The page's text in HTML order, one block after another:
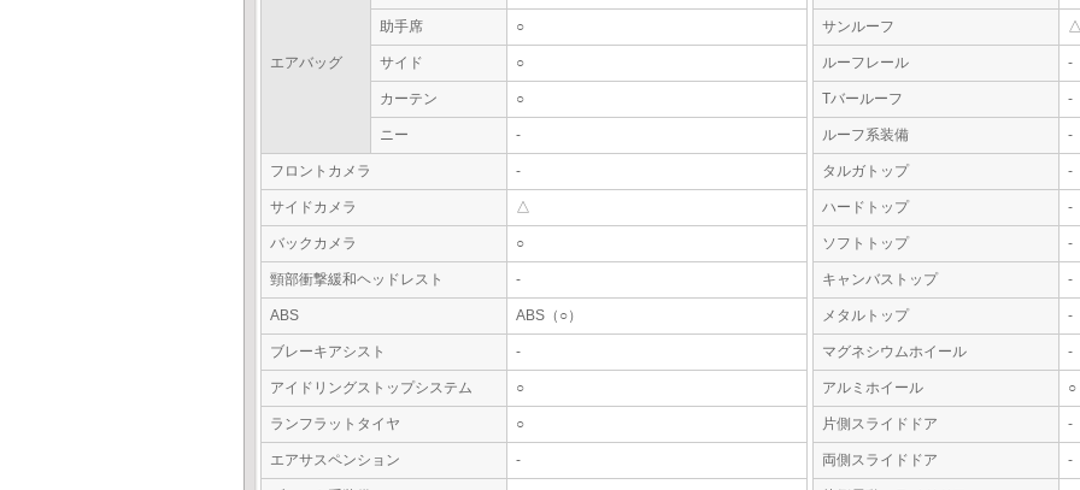
エアバッグ
助手席 ○
サイド ○
カーテン ○
ニー -
フロントカメラ -
サイドカメラ △
バックカメラ ○
頸部衝撃緩和ヘッドレスト -
ABS ABS（○）
ブレーキアシスト -
アイドリングストップシステム ○
ランフラットタイヤ ○
エアサスペンション -
サンルーフ △
ルーフレール -
Tバールーフ -
ルーフ系装備 -
タルガトップ -
ハードトップ -
ソフトトップ -
キャンバストップ -
メタルトップ -
マグネシウムホイール -
アルミホイール ○
片側スライドドア -
両側スライドドア -